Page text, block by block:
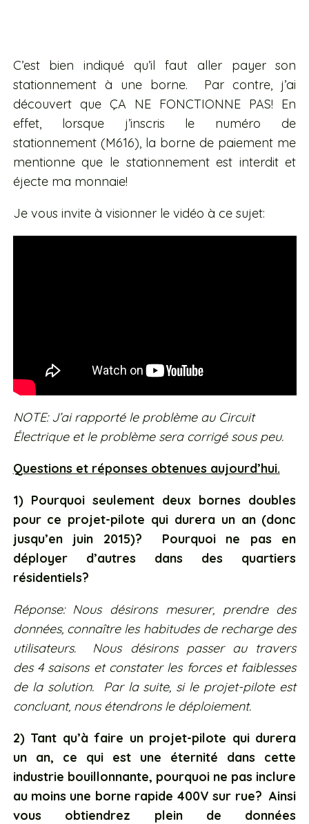
C’est bien indiqué qu’il faut aller payer son
stationnement à une borne. Par contre, j’ai
découvert que ÇA NE FONCTIONNE PAS! En
effet, lorsque j’inscris le numéro de
stationnement (M616), la borne de paiement me
mentionne que le stationnement est interdit et
éjecte ma monnaie!
Je vous invite à visionner le vidéo à ce sujet:
NOTE: J’ai rapporté le problème au Circuit
Électrique et le problème sera corrigé sous peu.
Questions et réponses obtenues aujourd’hui.
1) Pourquoi seulement deux bornes doubles
pour ce projet-pilote qui durera un an (donc
jusqu’en juin 2015)? Pourquoi ne pas en
déployer d’autres dans des quartiers
résidentiels?
Réponse: Nous désirons mesurer, prendre des
données, connaître les habitudes de recharge des
utilisateurs. Nous désirons passer au travers
des 4 saisons et constater les forces et faiblesses
de la solution. Par la suite, si le projet-pilote est
concluant, nous étendrons le déploiement.
2) Tant qu’à faire un projet-pilote qui durera
un an, ce qui est une éternité dans cette
industrie bouillonnante, pourquoi ne pas inclure
au moins une borne rapide 400V sur rue? Ainsi
vous obtiendrez plein de données